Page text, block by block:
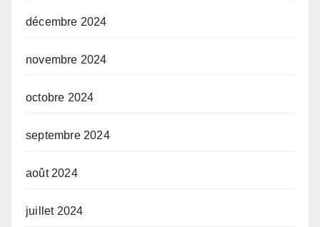
décembre 2024
novembre 2024
octobre 2024
septembre 2024
août 2024
juillet 2024